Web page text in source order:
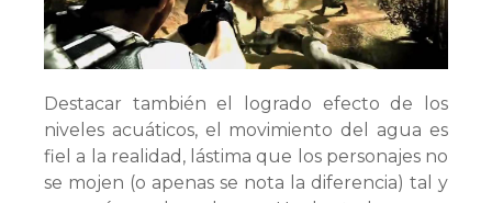
Destacar también el logrado efecto de los
niveles acuáticos, el movimiento del agua es
fiel a la realidad, lástima que los personajes no
se mojen (o apenas se nota la diferencia) tal y